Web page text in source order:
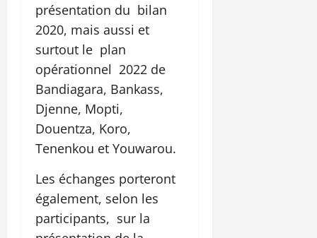
présentation du bilan
2020, mais aussi et
surtout le plan
opérationnel 2022 de
Bandiagara, Bankass,
Djenne, Mopti,
Douentza, Koro,
Tenenkou et Youwarou.
Les échanges porteront
également, selon les
participants, sur la